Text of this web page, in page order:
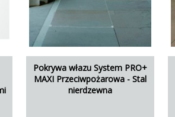
Pokrywa włazu System PRO+
MAXI Przeciwpożarowa - Stal
nierdzewna